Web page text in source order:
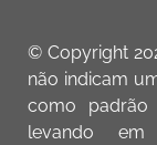
© Copyright
não indicam
como padrão
levando em